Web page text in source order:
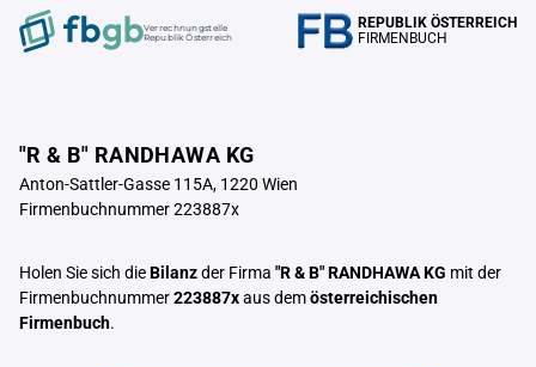
Verrechnungstelle
Republik Österreich
REPUBLIK ÖSTERREICH
FIRMENBUCH
"R & B" RANDHAWA KG
Anton-Sattler-Gasse 115A, 1220 Wien
Firmenbuchnummer 223887x
Holen Sie sich dieBilanzder Firma "R & B" RANDHAWA KG mit der
Firmenbuchnummer223887xaus demösterreichischen
Firmenbuch.